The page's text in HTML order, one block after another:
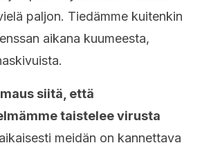
paljon. Tiedämme kuitenkin
aikana kuumeesta,
siitä, että
taistelee virusta
meidän on kannettava